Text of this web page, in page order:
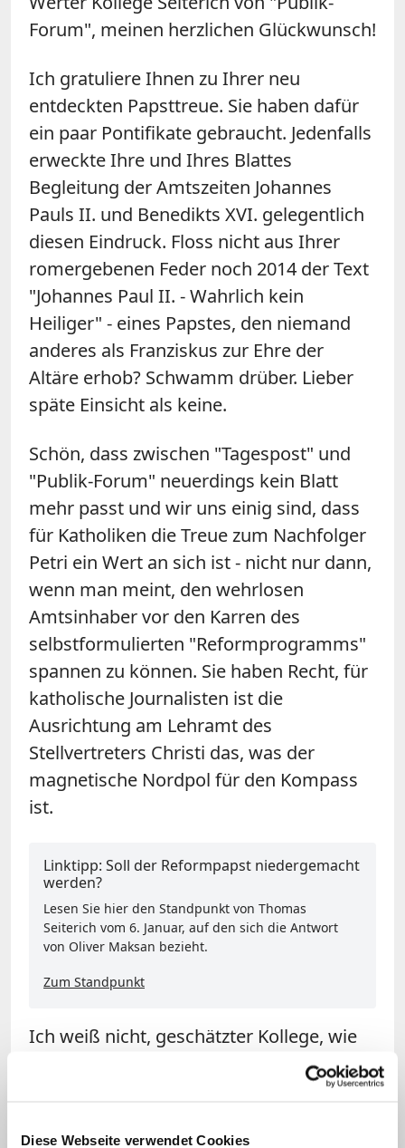
Diese Webseite verwendet Cookies
Forum", meinen herzlichen Glückwunsch!
Ich gratuliere Ihnen zu Ihrer neu
entdeckten Papsttreue. Sie haben dafür
ein paar Pontifikate gebraucht. Jedenfalls
erweckte Ihre und Ihres Blattes
Begleitung der Amtszeiten Johannes
Pauls II. und Benedikts XVI. gelegentlich
diesen Eindruck. Floss nicht aus Ihrer
romergebenen Feder noch 2014 der Text
"Johannes Paul II. - Wahrlich kein
Heiliger" - eines Papstes, den niemand
anderes als Franziskus zur Ehre der
Altäre erhob? Schwamm drüber. Lieber
späte Einsicht als keine.
Schön, dass zwischen "Tagespost" und
"Publik-Forum" neuerdings kein Blatt
mehr passt und wir uns einig sind, dass
für Katholiken die Treue zum Nachfolger
Petri ein Wert an sich ist - nicht nur dann,
wenn man meint, den wehrlosen
Amtsinhaber vor den Karren des
selbstformulierten "Reformprogramms"
spannen zu können. Sie haben Recht, für
katholische Journalisten ist die
Ausrichtung am Lehramt des
Stellvertreters Christi das, was der
magnetische Nordpol für den Kompass
ist.
Linktipp: Soll der Reformpapst niedergemacht
werden?
Lesen Sie hier den Standpunkt von Thomas
Seiterich vom 6. Januar, auf den sich die Antwort
von Oliver Maksan bezieht.
Zum Standpunkt
Ich weiß nicht, geschätzter Kollege, wie
lückenlos Sie unser "mit kirchlicher
Finanzhilfe am Leben gehaltenes Blatt" in